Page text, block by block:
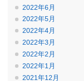
2022年6月
2022年5月
2022年4月
2022年3月
2022年2月
2022年1月
2021年12月